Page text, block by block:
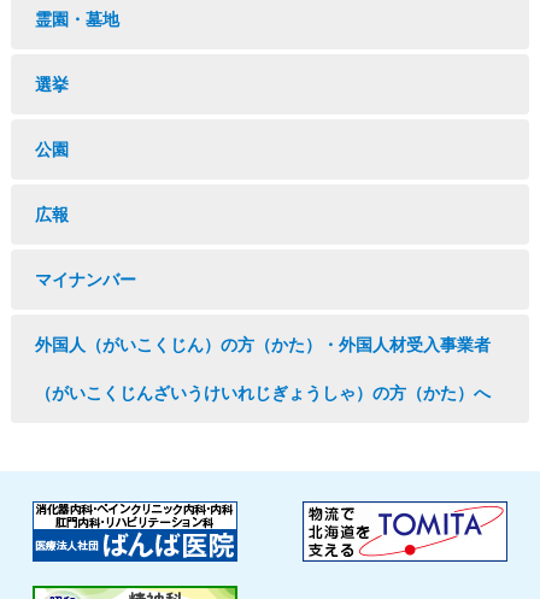
霊園・墓地
選挙
公園
広報
マイナンバー
外国人（がいこくじん）の方（かた）・外国人材受入事業者
（がいこくじんざいうけいれじぎょうしゃ）の方（かた）へ